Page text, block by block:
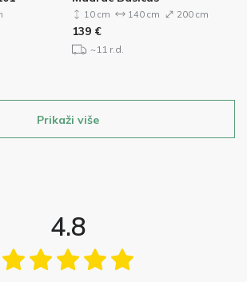
10 cm 140 cm 200 cm
139 €
~11 r.d.
Prikaži više
4.8